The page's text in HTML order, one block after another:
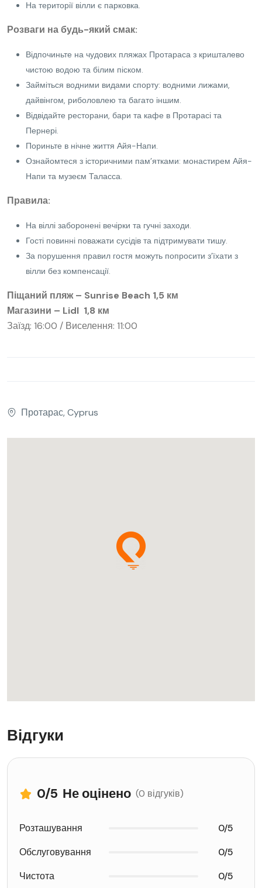
На території вілли є парковка.
Розваги на будь-який смак:
Відпочиньте на чудових пляжах Протараса з кришталево
чистою водою та білим піском.
Займіться водними видами спорту: водними лижами,
дайвінгом, риболовлею та багато іншим.
Відвідайте ресторани, бари та кафе в Протарасі та
Пернері.
Пориньте в нічне життя Айя-Напи.
Ознайомтеся з історичними пам’ятками: монастирем Айя-
Напи та музеєм Таласса.
Правила:
На віллі заборонені вечірки та гучні заходи.
Гості повинні поважати сусідів та підтримувати тишу.
За порушення правил гостя можуть попросити з’їхати з
вілли без компенсації.
Піщаний пляж – Sunrise Beach 1,5 км
Магазини – Lidl 1,8 км
Заїзд: 16:00 / Виселення: 11:00
Протарас, Cyprus
Відгуки
0/5 Не оцінено (0 відгуків)
Розташування
0/5
Обслуговування
0/5
Чистота
0/5